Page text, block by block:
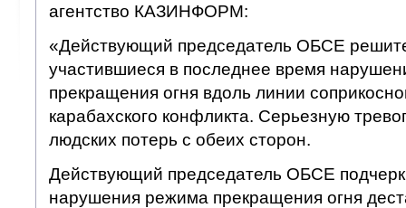
агентство КАЗИНФОРМ:
«Действующий председатель ОБСЕ
участившиеся в последнее время
прекращения огня вдоль линии
карабахского конфликта. Серьезную
людских потерь с обеих сторон.
Действующий председатель ОБСЕ
нарушения режима прекращения огня